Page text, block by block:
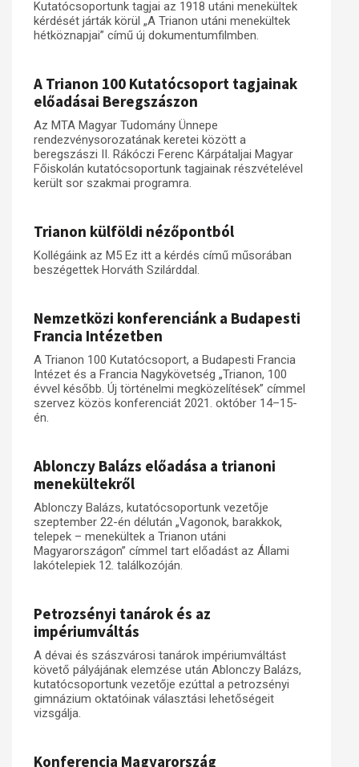
Kutatócsoportunk tagjai az 1918 utáni menekültek
kérdését járták körül „A Trianon utáni menekültek
hétköznapjai” című új dokumentumfilmben.
A Trianon 100 Kutatócsoport tagjainak
előadásai Beregszászon
Az MTA Magyar Tudomány Ünnepe
rendezvénysorozatának keretei között a
beregszászi II. Rákóczi Ferenc Kárpátaljai Magyar
Főiskolán kutatócsoportunk tagjainak részvételével
került sor szakmai programra.
Trianon külföldi nézőpontból
Kollégáink az M5 Ez itt a kérdés című műsorában
beszégettek Horváth Szilárddal.
Nemzetközi konferenciánk a Budapesti
Francia Intézetben
A Trianon 100 Kutatócsoport, a Budapesti Francia
Intézet és a Francia Nagykövetség „Trianon, 100
évvel később. Új történelmi megközelítések” címmel
szervez közös konferenciát 2021. október 14–15-
én.
Ablonczy Balázs előadása a trianoni
menekültekről
Ablonczy Balázs, kutatócsoportunk vezetője
szeptember 22-én délután „Vagonok, barakkok,
telepek – menekültek a Trianon utáni
Magyarországon” címmel tart előadást az Állami
lakótelepiek 12. találkozóján.
Petrozsényi tanárok és az
impériumváltás
A dévai és szászvárosi tanárok impériumváltást
követő pályájának elemzése után Ablonczy Balázs,
kutatócsoportunk vezetője ezúttal a petrozsényi
gimnázium oktatóinak választási lehetőségeit
vizsgálja.
Konferencia Magyarország